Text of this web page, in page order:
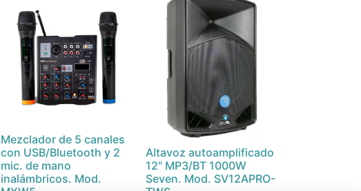
Mezclador de 5 canales
con USB/Bluetooth y 2
mic. de mano
inalámbricos. Mod.
Altavoz autoamplificado
12" MP3/BT 1000W
Seven. Mod. SV12APRO-